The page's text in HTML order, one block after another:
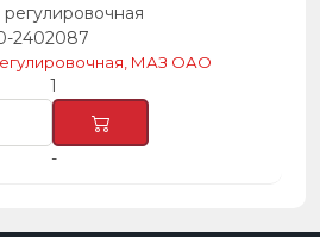
2402087
МАЗ ОАО
1
-